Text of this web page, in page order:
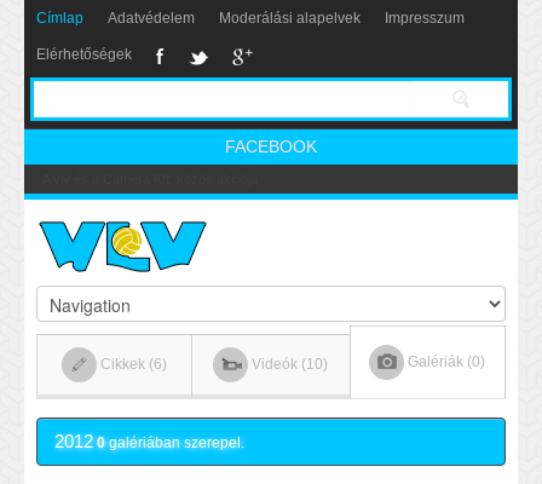
Címlap Adatvédelem Moderálási alapelvek Impresszum
Elérhetőségek
FACEBOOK
Cikkek (6) Videók (10) Galériák (0)
2012 0galériában szerepel.